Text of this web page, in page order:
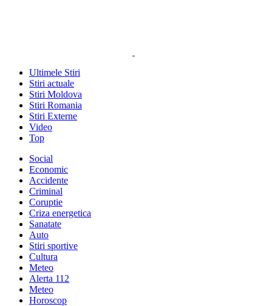
Ultimele Stiri
Stiri actuale
Stiri Moldova
Stiri Romania
Stiri Externe
Video
Top
Social
Economic
Accidente
Criminal
Coruptie
Criza energetica
Sanatate
Auto
Stiri sportive
Cultura
Meteo
Alerta 112
Meteo
Horoscop